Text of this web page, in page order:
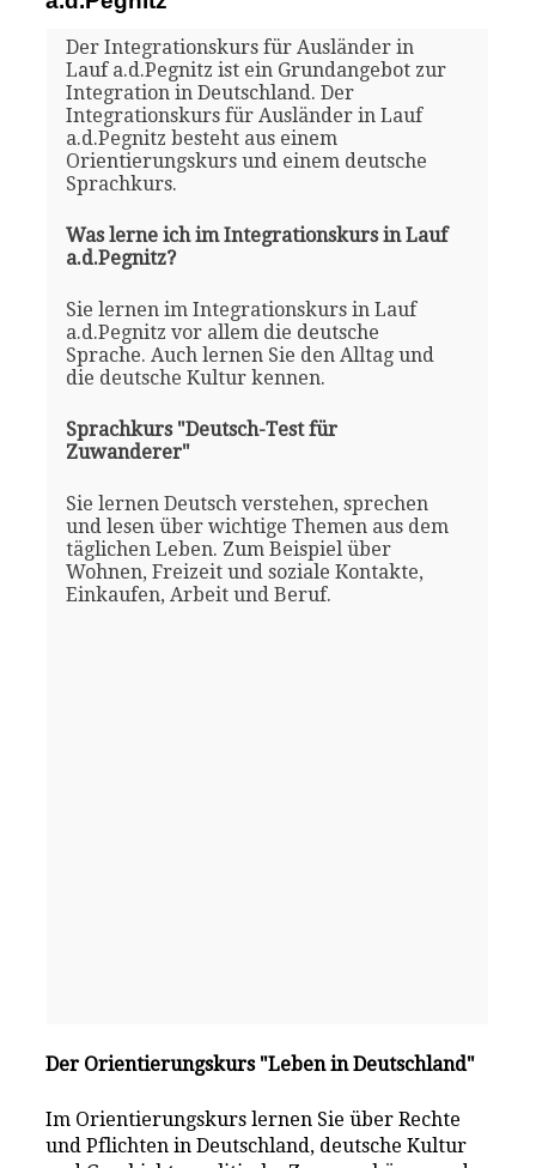
Der Integrationskurs für Ausländer in
Lauf a.d.Pegnitz ist ein Grundangebot zur
Integration in Deutschland. Der
Integrationskurs für Ausländer in Lauf
a.d.Pegnitz besteht aus einem
Orientierungskurs und einem deutsche
Sprachkurs.
Was lerne ich im Integrationskurs in Lauf
a.d.Pegnitz?
Sie lernen im Integrationskurs in Lauf
a.d.Pegnitz vor allem die deutsche
Sprache. Auch lernen Sie den Alltag und
die deutsche Kultur kennen.
Sprachkurs "Deutsch-Test für
Zuwanderer"
Sie lernen Deutsch verstehen, sprechen
und lesen über wichtige Themen aus dem
täglichen Leben. Zum Beispiel über
Wohnen, Freizeit und soziale Kontakte,
Einkaufen, Arbeit und Beruf.
Der Orientierungskurs "Leben in Deutschland"
Im Orientierungskurs lernen Sie über Rechte
und Pflichten in Deutschland, deutsche Kultur